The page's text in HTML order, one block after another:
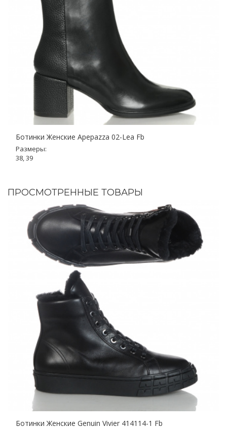
Ботинки Женские Apepazza 02-Lea Fb
Размеры:
38, 39
ПРОСМОТРЕННЫЕ ТОВАРЫ
Ботинки Женские Genuin Vivier 414114-1 Fb